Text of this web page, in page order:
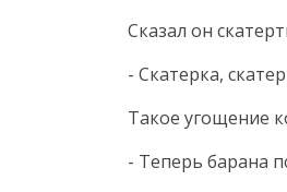
Сказал он
- Скатерка,
Такое угощение
- Теперь барана